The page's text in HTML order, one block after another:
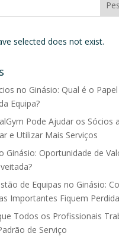
selected does not exist.
no Ginásio: Qual é o
Equipa?
Pode Ajudar os Sócios a
e Utilizar Mais Serviços
Ginásio: Oportunidade de
de Equipas no Ginásio:
Importantes Fiquem
Todos os Profissionais
de Serviço